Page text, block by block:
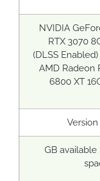
NVIDIA
RTX 3070
(DLSS
AMD Radeon
6800 XT
Version
35 GB available